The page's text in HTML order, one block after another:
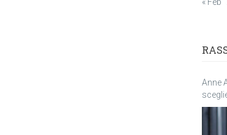
Anne